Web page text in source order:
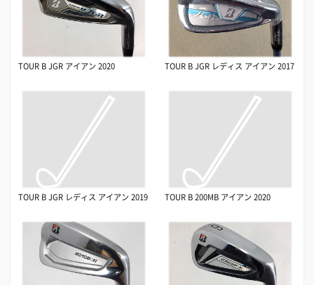
TOUR B JGR アイアン 2020 TOUR B JGR レディス アイアン 2017
TOUR B JGR レディス アイアン 2019 TOUR B 200MB アイアン 2020